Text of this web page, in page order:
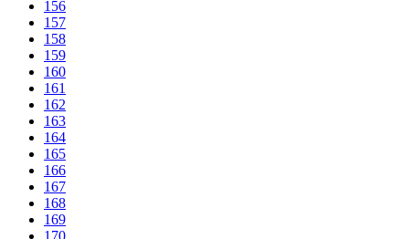
156
157
158
159
160
161
162
163
164
165
166
167
168
169
170